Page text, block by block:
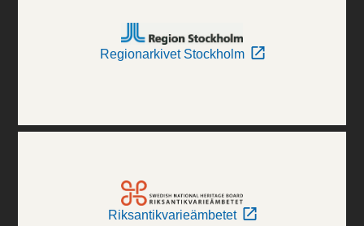
Regionarkivet Stockholm
Riksantikvarieämbetet